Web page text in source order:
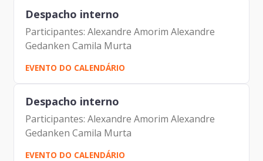
Despacho interno
Participantes: Alexandre Amorim Alexandre
Gedanken Camila Murta
EVENTO DO CALENDÁRIO
Despacho interno
Participantes: Alexandre Amorim Alexandre
Gedanken Camila Murta
EVENTO DO CALENDÁRIO